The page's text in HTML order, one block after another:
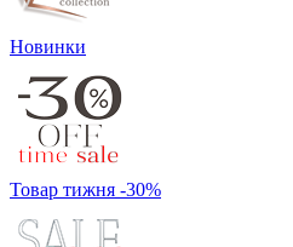
Новинки
Товар тижня -30%